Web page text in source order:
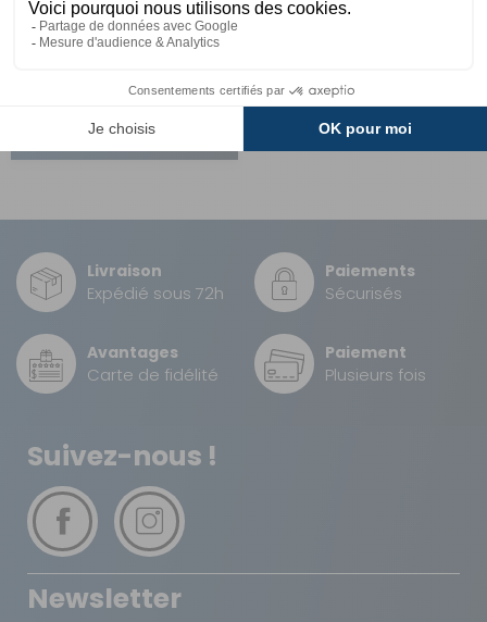
Réf : 942400 EN STOCK
ACHETER
Livraison
Expédié sous 72h
Paiements
Sécurisés
Avantages
Carte de fidélité
Paiement
Plusieurs fois
Suivez-nous !
Newsletter